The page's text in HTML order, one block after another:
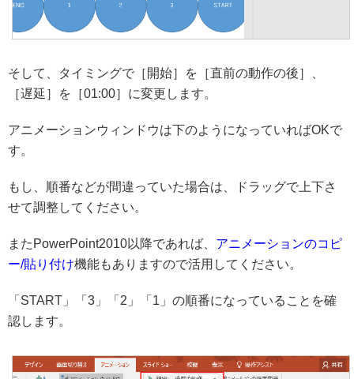
そして、タイミングで［開始］を［直前の動作の後］、
［遅延］を［01:00］に変更します。
アニメーションウィンドウは下のようになっていればOKで
す。
もし、順番などが間違っていた場合は、ドラッグで上下さ
せて調整してください。
またPowerPoint2010以降であれば、 アニメーションのコピ
ー/貼り付け機能もありますので活用してください。
「START」「3」「2」「1」の順番になっていることを確
認します。